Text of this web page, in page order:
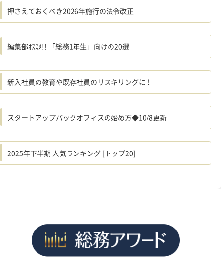
押さえておくべき2026年施行の法令改正
編集部ｵｽｽﾒ!! 「総務1年生」向けの20選
新入社員の教育や既存社員のリスキリングに！
スタートアップバックオフィスの始め方◆10/8更新
2025年下半期 人気ランキング [トップ20]